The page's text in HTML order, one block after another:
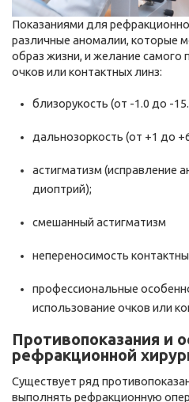
Показаниями для
различные аномалии, которые
образ жизни, и желание самого
очков или контактных линз:
близорукость (от -1.0 до -
дальнозоркость (от +1 до
астигматизм (исправление
диоптрий);
смешанный астигматизм
непереносимость
профессиональные
использование очков или
Противопоказания и
рефракционной
Существует ряд
выполнять рефракционную